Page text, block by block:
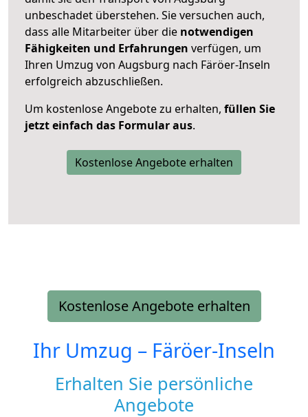
unbeschadet überstehen. Sie versuchen auch,
dass alle Mitarbeiter über die notwendigen
Fähigkeiten und Erfahrungen verfügen, um
Ihren Umzug von Augsburg nach Färöer-Inseln
erfolgreich abzuschließen.
Um kostenlose Angebote zu erhalten, füllen Sie
jetzt einfach das Formular aus.
Kostenlose Angebote erhalten
Kostenlose Angebote erhalten
Ihr Umzug – Färöer-Inseln
Erhalten Sie persönliche
Angebote